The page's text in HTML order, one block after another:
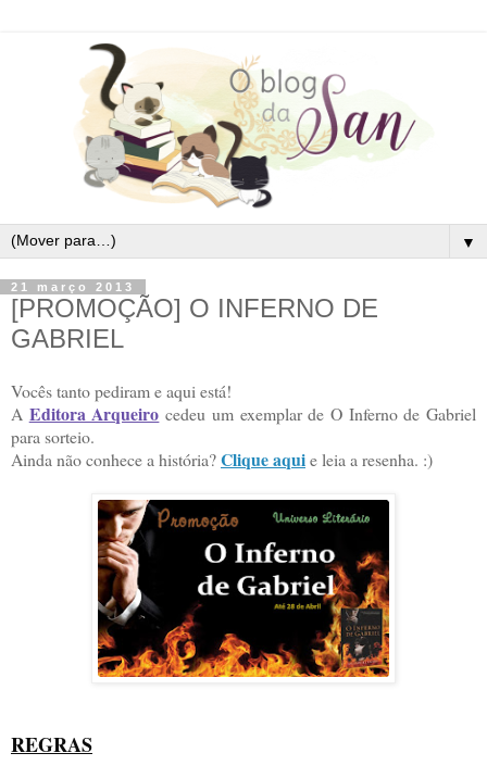
▼
21 março 2013
[PROMOÇÃO] O INFERNO DE
GABRIEL
Vocês tanto pediram e aqui está!
A Editora Arqueiro cedeu um exemplar de O Inferno de Gabriel
para sorteio.
Ainda não conhece a história?Clique aquie leia a resenha. :)
REGRAS